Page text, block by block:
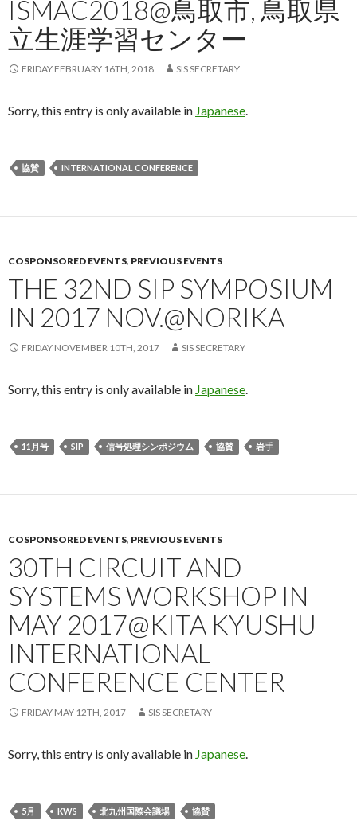
ISMAC2018@鳥取市, 鳥取県
立生涯学習センター
FRIDAY FEBRUARY 16TH, 2018 SIS SECRETARY
Sorry, this entry is only available in Japanese.
協賛 INTERNATIONAL CONFERENCE
COSPONSORED EVENTS, PREVIOUS EVENTS
THE 32ND SIP SYMPOSIUM
IN 2017 NOV.@NORIKA
FRIDAY NOVEMBER 10TH, 2017 SIS SECRETARY
Sorry, this entry is only available in Japanese.
11月号 SIP 信号処理シンポジウム 協賛 岩手
COSPONSORED EVENTS, PREVIOUS EVENTS
30TH CIRCUIT AND
SYSTEMS WORKSHOP IN
MAY 2017@KITA KYUSHU
INTERNATIONAL
CONFERENCE CENTER
FRIDAY MAY 12TH, 2017 SIS SECRETARY
Sorry, this entry is only available in Japanese.
5月 KWS 北九州国際会議場 協賛